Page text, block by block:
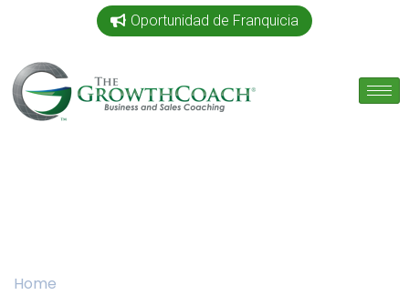
Oportunidad de Franquicia
Home